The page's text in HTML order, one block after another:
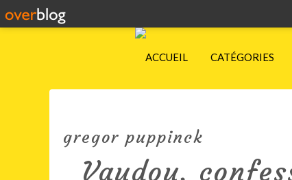
ACCUEIL CATÉGORIES
gregor puppinck
Vaudou,